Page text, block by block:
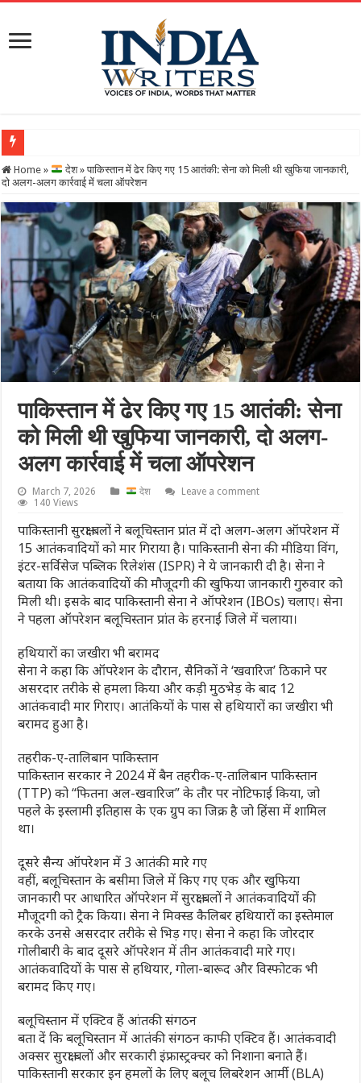
Home » देश » पाकिस्तान में ढेर किए गए 15 आतंकी: सेना को मिली थी खुफिया जानकारी,
दो अलग-अलग कार्रवाई में चला ऑपरेशन
पाकिस्तान में ढेर किए गए 15 आतंकी: सेना
को मिली थी खुफिया जानकारी, दो अलग-
अलग कार्रवाई में चला ऑपरेशन
March 7, 2026 देश
Leave a comment
140 Views
पाकिस्तानी सुरक्षा बलों ने बलूचिस्तान प्रांत में दो अलग-अलग ऑपरेशन में
15 आतंकवादियों को मार गिराया है। पाकिस्तानी सेना की मीडिया विंग,
इंटर-सर्विसेज पब्लिक रिलेशंस (ISPR) ने ये जानकारी दी है। सेना ने
बताया कि आतंकवादियों की मौजूदगी की खुफिया जानकारी गुरुवार को
मिली थी। इसके बाद पाकिस्तानी सेना ने ऑपरेशन (IBOs) चलाए। सेना
ने पहला ऑपरेशन बलूचिस्तान प्रांत के हरनाई जिले में चलाया।
हथियारों का जखीरा भी बरामद
सेना ने कहा कि ऑपरेशन के दौरान, सैनिकों ने ‘खवारिज’ ठिकाने पर
असरदार तरीके से हमला किया और कड़ी मुठभेड़ के बाद 12
आतंकवादी मार गिराए। आतंकियों के पास से हथियारों का जखीरा भी
बरामद हुआ है।
तहरीक-ए-तालिबान पाकिस्तान
पाकिस्तान सरकार ने 2024 में बैन तहरीक-ए-तालिबान पाकिस्तान
(TTP) को “फितना अल-खवारिज” के तौर पर नोटिफाई किया, जो
पहले के इस्लामी इतिहास के एक ग्रुप का जिक्र है जो हिंसा में शामिल
था।
दूसरे सैन्य ऑपरेशन में 3 आतंकी मारे गए
वहीं, बलूचिस्तान के बसीमा जिले में किए गए एक और खुफिया
जानकारी पर आधारित ऑपरेशन में सुरक्षा बलों ने आतंकवादियों की
मौजूदगी को ट्रैक किया। सेना ने मिक्स्ड कैलिबर हथियारों का इस्तेमाल
करके उनसे असरदार तरीके से भिड़ गए। सेना ने कहा कि जोरदार
गोलीबारी के बाद दूसरे ऑपरेशन में तीन आतंकवादी मारे गए।
आतंकवादियों के पास से हथियार, गोला-बारूद और विस्फोटक भी
बरामद किए गए।
बलूचिस्तान में एक्टिव हैं आंतकी संगठन
बता दें कि बलूचिस्तान में आतंकी संगठन काफी एक्टिव हैं। आतंकवादी
अक्सर सुरक्षा बलों और सरकारी इंफ्रास्ट्रक्चर को निशाना बनाते हैं।
पाकिस्तानी सरकार इन हमलों के लिए बलूच लिबरेशन आर्मी (BLA)